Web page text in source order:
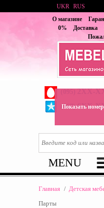
О магазине
0%
Доставка
2XX-
(067) 6XX-
Показать
UKR RUS
MENU
Главная / Детская
Парты